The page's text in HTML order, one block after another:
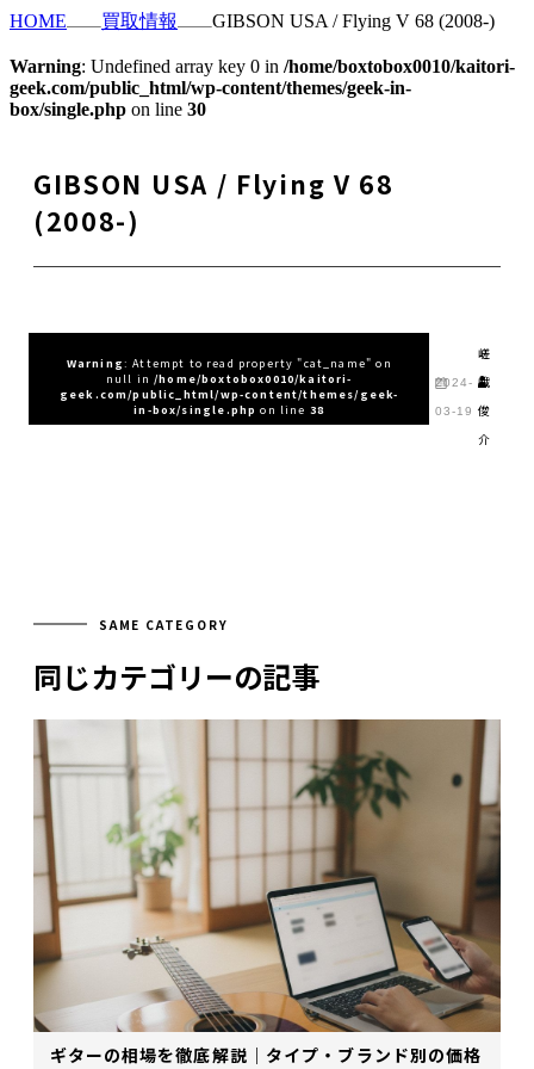
HOME 買取情報 GIBSON USA / Flying V 68 (2008-)
Warning: Undefined array key 0 in /home/boxtobox0010/kaitori-
geek.com/public_html/wp-content/themes/geek-in-
box/single.php on line 30
GIBSON USA / Flying V 68
(2008-)
Warning: Attempt to read property "cat_name" on
null in/home/boxtobox0010/kaitori-
geek.com/public_html/wp-content/themes/geek-
in-box/single.php on line 38
2024-
03-19
嵯
峨
俊
介
SAME CATEGORY
同じカテゴリーの記事
ギターの相場を徹底解説｜タイプ・ブランド別の価格